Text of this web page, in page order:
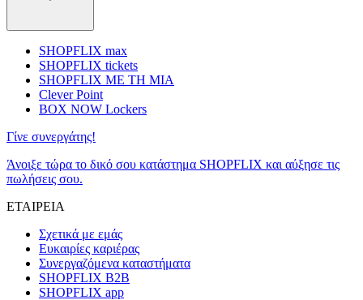
SHOPFLIX max
SHOPFLIX tickets
SHOPFLIX ΜΕ ΤΗ ΜΙΑ
Clever Point
BOX NOW Lockers
Γίνε συνεργάτης!
Άνοιξε τώρα το δικό σου κατάστημα SHOPFLIX και αύξησε τις
πωλήσεις σου.
ΕΤΑΙΡΕΙΑ
Σχετικά με εμάς
Ευκαιρίες καριέρας
Συνεργαζόμενα καταστήματα
SHOPFLIX B2B
SHOPFLIX app